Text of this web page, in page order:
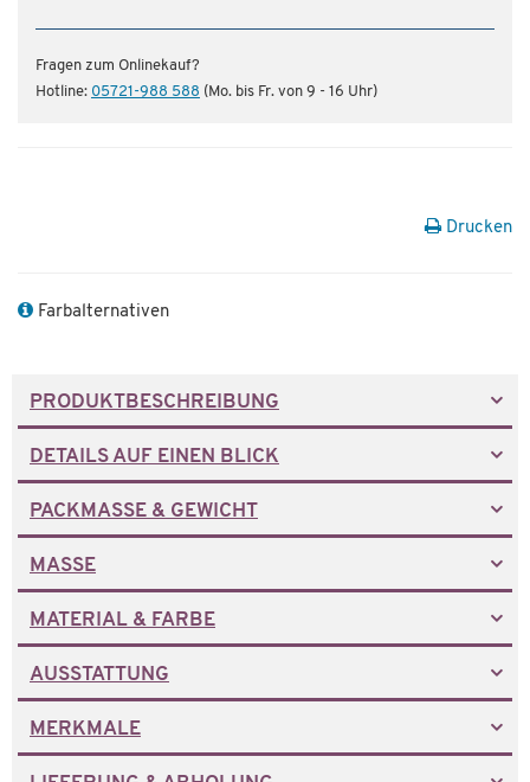
Fragen zum Onlinekauf?
Hotline: 05721-988 588 (Mo. bis Fr. von 9 - 16 Uhr)
Drucken
Farbalternativen
PRODUKTBESCHREIBUNG
DETAILS AUF EINEN BLICK
PACKMASSE & GEWICHT
MASSE
MATERIAL & FARBE
AUSSTATTUNG
MERKMALE